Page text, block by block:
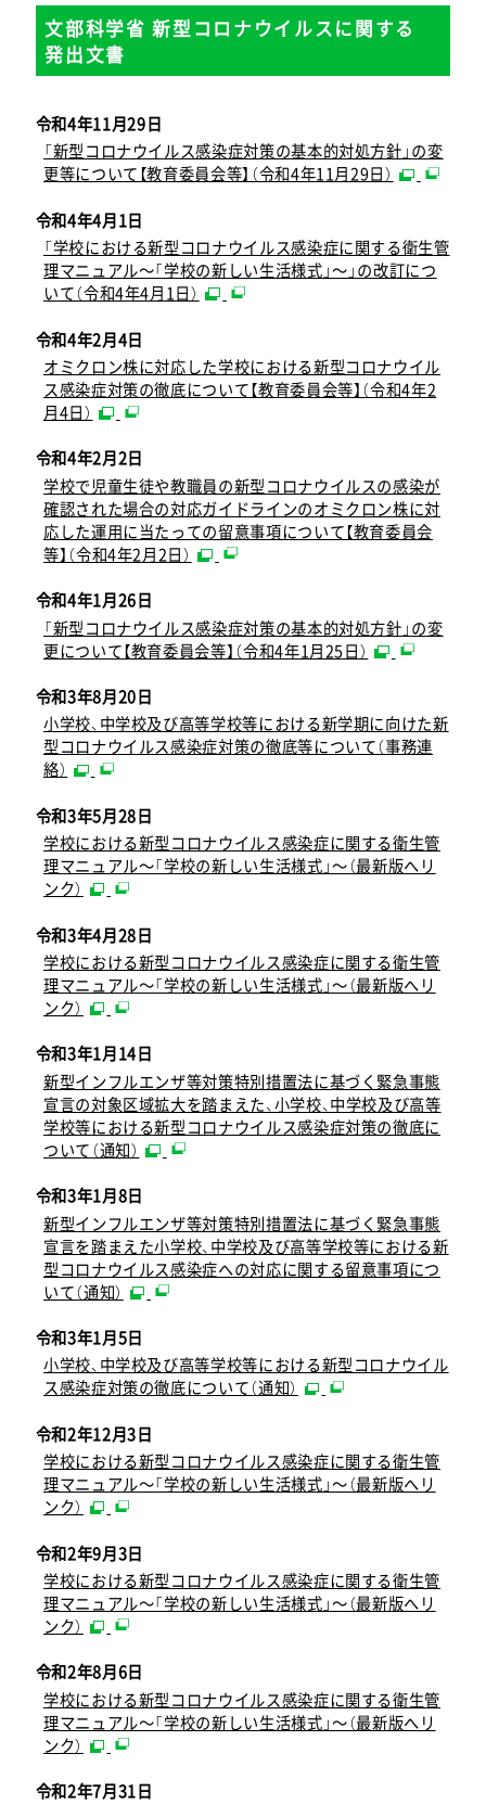
文部科学省 新型コロナウイルスに関する
発出文書
令和4年11月29日
「新型コロナウイルス感染症対策の基本的対処方針」の変
更等について【教育委員会等】（令和4年11月29日）
令和4年4月1日
「学校における新型コロナウイルス感染症に関する衛生管
理マニュアル～「学校の新しい生活様式」～」の改訂につ
いて（令和4年4月1日）
令和4年2月4日
オミクロン株に対応した学校における新型コロナウイル
ス感染症対策の徹底について【教育委員会等】（令和4年2
月4日）
令和4年2月2日
学校で児童生徒や教職員の新型コロナウイルスの感染が
確認された場合の対応ガイドラインのオミクロン株に対
応した運用に当たっての留意事項について【教育委員会
等】（令和4年2月2日）
令和4年1月26日
「新型コロナウイルス感染症対策の基本的対処方針」の変
更について【教育委員会等】（令和4年1月25日）
令和3年8月20日
小学校、中学校及び高等学校等における新学期に向けた新
型コロナウイルス感染症対策の徹底等について（事務連
絡）
令和3年5月28日
学校における新型コロナウイルス感染症に関する衛生管
理マニュアル～「学校の新しい生活様式」～（最新版へリ
ンク）
令和3年4月28日
学校における新型コロナウイルス感染症に関する衛生管
理マニュアル～「学校の新しい生活様式」～（最新版へリ
ンク）
令和3年1月14日
新型インフルエンザ等対策特別措置法に基づく緊急事態
宣言の対象区域拡大を踏まえた、小学校、中学校及び高等
学校等における新型コロナウイルス感染症対策の徹底に
ついて（通知）
令和3年1月8日
新型インフルエンザ等対策特別措置法に基づく緊急事態
宣言を踏まえた小学校、中学校及び高等学校等における新
型コロナウイルス感染症への対応に関する留意事項につ
いて（通知）
令和3年1月5日
小学校、中学校及び高等学校等における新型コロナウイル
ス感染症対策の徹底について（通知）
令和2年12月3日
学校における新型コロナウイルス感染症に関する衛生管
理マニュアル～「学校の新しい生活様式」～（最新版へリ
ンク）
令和2年9月3日
学校における新型コロナウイルス感染症に関する衛生管
理マニュアル～「学校の新しい生活様式」～（最新版へリ
ンク）
令和2年8月6日
学校における新型コロナウイルス感染症に関する衛生管
理マニュアル～「学校の新しい生活様式」～（最新版へリ
ンク）
令和2年7月31日